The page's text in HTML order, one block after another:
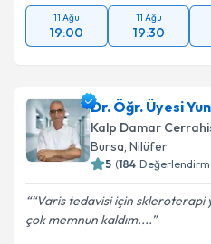
Takvim
11 Ağu
19:00
11 Ağu
19:30
Dr. Öğr. Üyesi
Kalp Damar
Bursa, Nilüfer
5 (184
“Varis tedavisi için skleroterapi
çok memnun kaldım....